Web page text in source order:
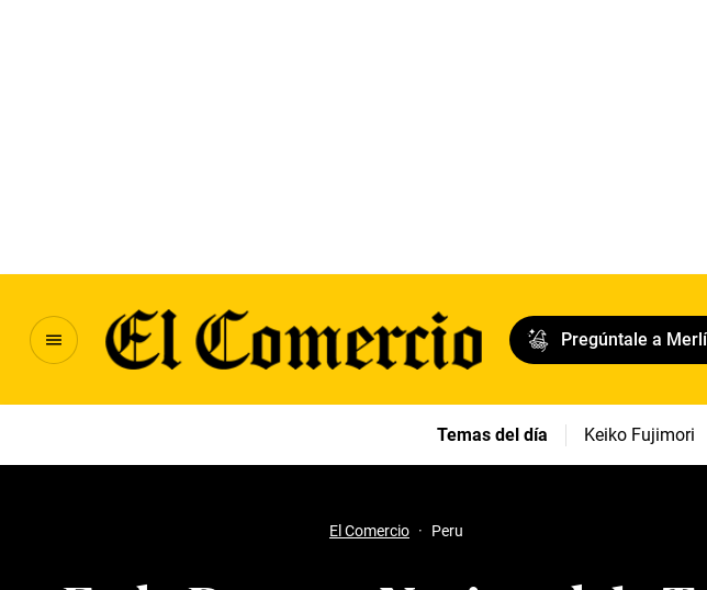
Pregúntale a
Temas del día Keiko Fujimori
El Comercio · Peru